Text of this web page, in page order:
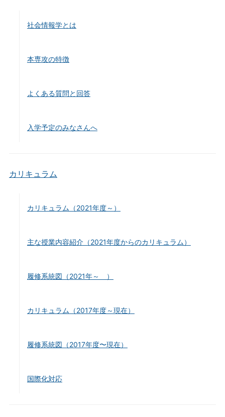
社会情報学とは
本専攻の特徴
よくある質問と回答
入学予定のみなさんへ
カリキュラム
カリキュラム（2021年度～）
主な授業内容紹介（2021年度からのカリキュラム）
履修系統図（2021年～ ）
カリキュラム（2017年度～現在）
履修系統図（2017年度〜現在）
国際化対応